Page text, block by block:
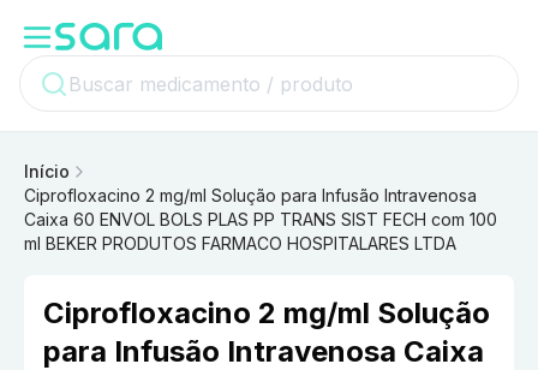
Início
Ciprofloxacino 2 mg/ml Solução para Infusão Intravenosa
Caixa 60 ENVOL BOLS PLAS PP TRANS SIST FECH com 100
ml BEKER PRODUTOS FARMACO HOSPITALARES LTDA
Ciprofloxacino 2 mg/ml Solução
para Infusão Intravenosa Caixa